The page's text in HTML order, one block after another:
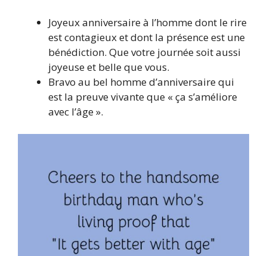
Joyeux anniversaire à l’homme dont le rire
est contagieux et dont la présence est une
bénédiction. Que votre journée soit aussi
joyeuse et belle que vous.
Bravo au bel homme d’anniversaire qui
est la preuve vivante que « ça s’améliore
avec l’âge ».